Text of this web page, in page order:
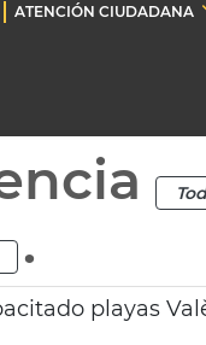
ATENCIÓN CIUDADANA
.
playas